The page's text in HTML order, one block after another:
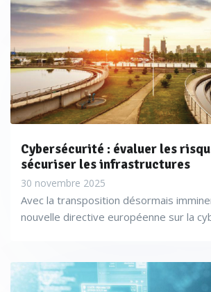
Cybersécurité : évaluer les
sécuriser les infrastructures
30 novembre 2025
Avec la transposition désormais
nouvelle directive européenne sur la